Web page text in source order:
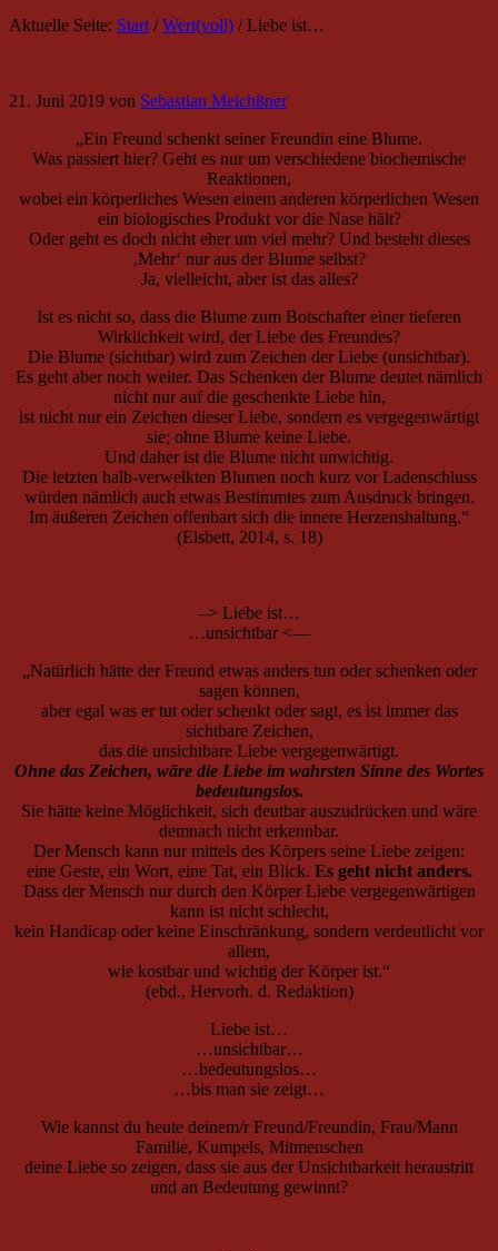
Aktuelle Seite: Start / Wert(voll) /Liebe ist…
21. Juni 2019 von Sebastian Meichßner
„Ein Freund schenkt seiner Freundin eine Blume.
Was passiert hier? Geht es nur um verschiedene biochemische
Reaktionen,
wobei ein körperliches Wesen einem anderen körperlichen Wesen
ein biologisches Produkt vor die Nase hält?
Oder geht es doch nicht eher um viel mehr? Und besteht dieses
‚Mehr‘ nur aus der Blume selbst?
Ja, vielleicht, aber ist das alles?
Ist es nicht so, dass die Blume zum Botschafter einer tieferen
Wirklichkeit wird, der Liebe des Freundes?
Die Blume (sichtbar) wird zum Zeichen der Liebe (unsichtbar).
Es geht aber noch weiter. Das Schenken der Blume deutet nämlich
nicht nur auf die geschenkte Liebe hin,
ist nicht nur ein Zeichen dieser Liebe, sondern es vergegenwärtigt
sie; ohne Blume keine Liebe.
Und daher ist die Blume nicht unwichtig.
Die letzten halb-verwelkten Blumen noch kurz vor Ladenschluss
würden nämlich auch etwas Bestimmtes zum Ausdruck bringen.
Im äußeren Zeichen offenbart sich die innere Herzenshaltung.“
(Elsbett, 2014, s. 18)
–> Liebe ist…
…unsichtbar <—
„Natürlich hätte der Freund etwas anders tun oder schenken oder
sagen können,
aber egal was er tut oder schenkt oder sagt, es ist immer das
sichtbare Zeichen,
das die unsichtbare Liebe vergegenwärtigt.
Ohne das Zeichen, wäre die Liebe im wahrsten Sinne des Wortes
bedeutungslos.
Sie hätte keine Möglichkeit, sich deutbar auszudrücken und wäre
demnach nicht erkennbar.
Der Mensch kann nur mittels des Körpers seine Liebe zeigen:
eine Geste, ein Wort, eine Tat, ein Blick. Es geht nicht anders.
Dass der Mensch nur durch den Körper Liebe vergegenwärtigen
kann ist nicht schlecht,
kein Handicap oder keine Einschränkung, sondern verdeutlicht vor
allem,
wie kostbar und wichtig der Körper ist.“
(ebd., Hervorh. d. Redaktion)
Liebe ist…
…unsichtbar…
…bedeutungslos…
…bis man sie zeigt…
Wie kannst du heute deinem/r Freund/Freundin, Frau/Mann
Familie, Kumpels, Mitmenschen
deine Liebe so zeigen, dass sie aus der Unsichtbarkeit heraustritt
und an Bedeutung gewinnt?